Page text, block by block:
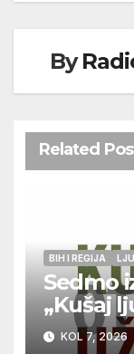
By
Related
BIH I REGIJA
Sedmo
„Kušaj
KOL 7, 2026